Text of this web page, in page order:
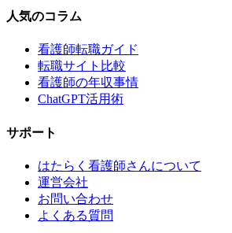
人気のコラム
看護師転職ガイド
転職サイト比較
看護師の年収事情
ChatGPT活用術
サポート
はたらく看護師さんについて
運営会社
お問い合わせ
よくある質問